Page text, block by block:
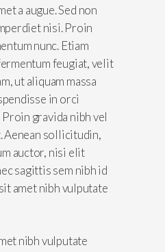
a augue. Sed non
nisi. Proin
nunc. Etiam
feugiat, velit
ut aliquam massa
in orci
gravida nibh vel
Aenean sollicitudin,
auctor, nisi elit
sagittis sem nibh id
amet nibh vulputate
nibh vulputate